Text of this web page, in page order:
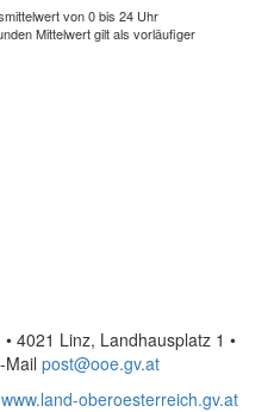
von 0 bis 24 Uhr
Mittelwert gilt als vorläufiger
4021 Linz, Landhausplatz 1 •
Mail post@ooe.gv.at
www.land-oberoesterreich.gv.at